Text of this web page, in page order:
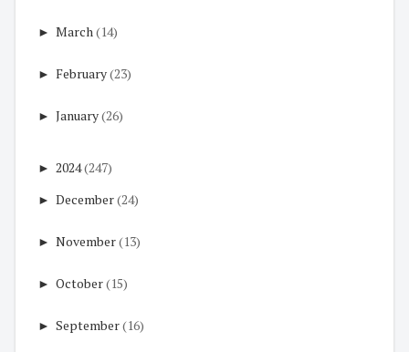
► March(14)
► February(23)
► January(26)
► 2024(247)
► December(24)
► November(13)
► October(15)
► September(16)